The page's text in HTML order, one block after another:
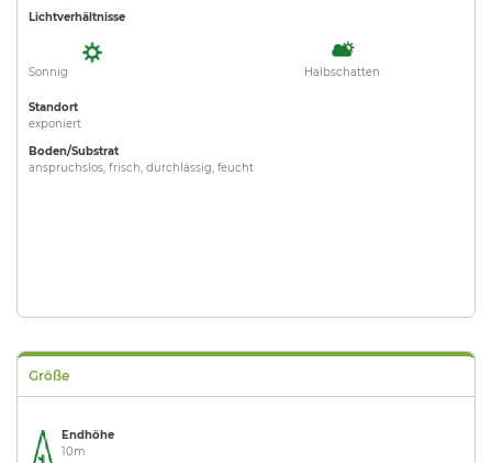
Lichtverhältnisse
Sonnig Halbschatten
Standort
exponiert
Boden/Substrat
anspruchslos, frisch, durchlässig, feucht
Größe
Endhöhe
10m